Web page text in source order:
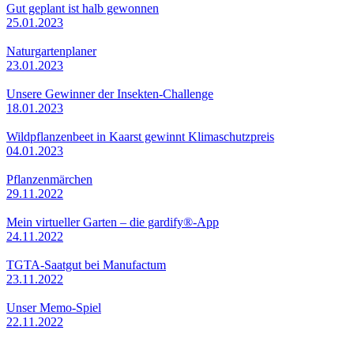
Gut geplant ist halb gewonnen
25.01.2023
Naturgartenplaner
23.01.2023
Unsere Gewinner der Insekten-Challenge
18.01.2023
Wildpflanzenbeet in Kaarst gewinnt Klimaschutzpreis
04.01.2023
Pflanzenmärchen
29.11.2022
Mein virtueller Garten – die gardify®-App
24.11.2022
TGTA-Saatgut bei Manufactum
23.11.2022
Unser Memo-Spiel
22.11.2022